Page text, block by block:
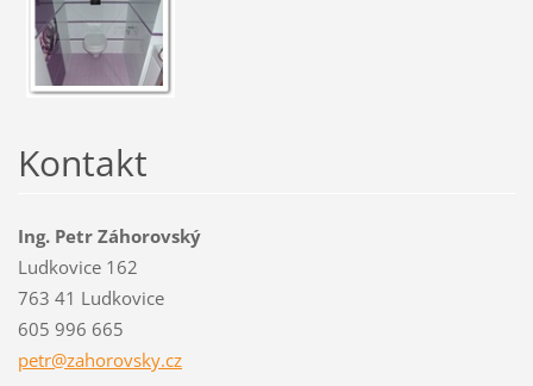
Kontakt
Ing. Petr Záhorovský
Ludkovice 162
763 41 Ludkovice
605 996 665
petr@zahorovsky.cz